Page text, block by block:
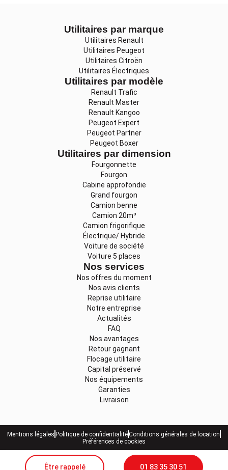
Utilitaires par marque
Utilitaires Renault
Utilitaires Peugeot
Utilitaires Citroën
Utilitaires Électriques
Utilitaires par modèle
Renault Trafic
Renault Master
Renault Kangoo
Peugeot Expert
Peugeot Partner
Peugeot Boxer
Utilitaires par dimension
Fourgonnette
Fourgon
Cabine approfondie
Grand fourgon
Camion benne
Camion 20m³
Camion frigorifique
Électrique/ Hybride
Voiture de société
Voiture 5 places
Nos services
Nos offres du moment
Nos avis clients
Reprise utilitaire
Notre entreprise
Actualités
FAQ
Nos avantages
Retour gagnant
Flocage utilitaire
Capital préservé
Nos équipements
Garanties
Livraison
Mentions légales Politique de confidentialitéConditions générales de location
Préférences de cookies
Être rappelé 01 83 35 30 51